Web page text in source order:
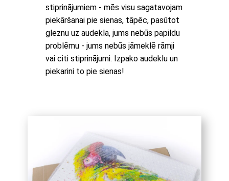
stiprinājumiem - mēs visu sagatavojam
piekāršanai pie sienas, tāpēc, pasūtot
gleznu uz audekla, jums nebūs papildu
problēmu - jums nebūs jāmeklē rāmji
vai citi stiprinājumi. Izpako audeklu un
piekarini to pie sienas!